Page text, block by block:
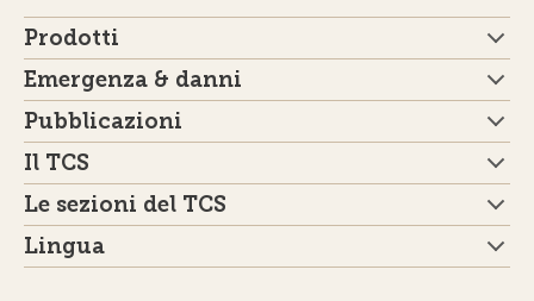
Prodotti
Emergenza & danni
Pubblicazioni
Il TCS
Le sezioni del TCS
Lingua